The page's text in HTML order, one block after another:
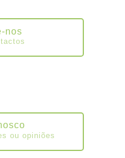
nos
ou opiniões